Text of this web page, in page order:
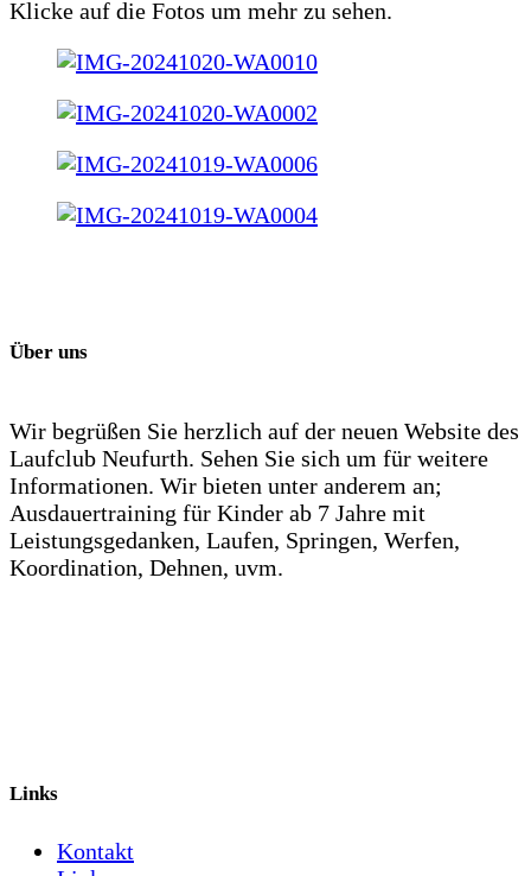
Klicke auf die Fotos um mehr zu sehen.
Über uns
Wir begrüßen Sie herzlich auf der neuen Website des
Laufclub Neufurth. Sehen Sie sich um für weitere
Informationen. Wir bieten unter anderem an;
Ausdauertraining für Kinder ab 7 Jahre mit
Leistungsgedanken, Laufen, Springen, Werfen,
Koordination, Dehnen, uvm.
Links
Kontakt